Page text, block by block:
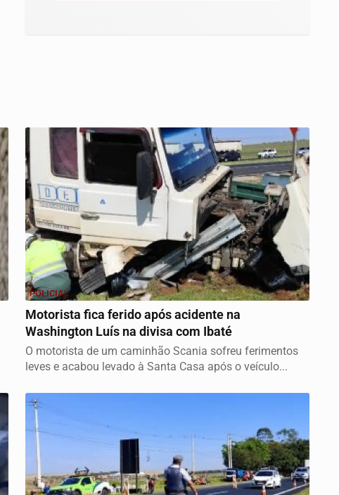
POLICIAL
Motorista fica ferido após acidente na
Washington Luís na divisa com Ibaté
O motorista de um caminhão Scania sofreu ferimentos
leves e acabou levado à Santa Casa após o veículo...